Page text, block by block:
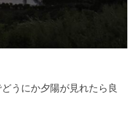
うにか夕陽が見れたら良